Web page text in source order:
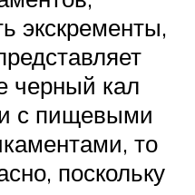
экскременты,
черный кал
с пищевыми
то
поскольку